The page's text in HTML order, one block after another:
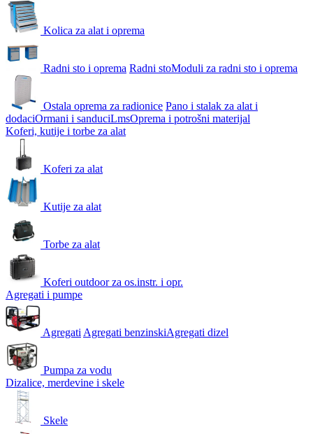
Kolica za alat i oprema
Radni sto i oprema Radni stoModuli za radni sto i oprema
Ostala oprema za radionice Pano i stalak za alat i
dodaciOrmani i sanduciLmsOprema i potrošni materijal
Koferi, kutije i torbe za alat
Koferi za alat
Kutije za alat
Torbe za alat
Koferi outdoor za os.instr. i opr.
Agregati i pumpe
Agregati Agregati benzinskiAgregati dizel
Pumpa za vodu
Dizalice, merdevine i skele
Skele